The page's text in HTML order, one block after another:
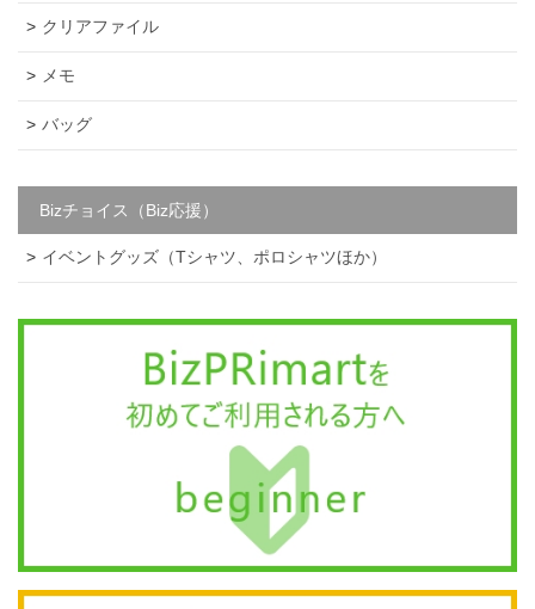
クリアファイル
メモ
バッグ
Bizチョイス（Biz応援）
イベントグッズ（Tシャツ、ポロシャツほか）